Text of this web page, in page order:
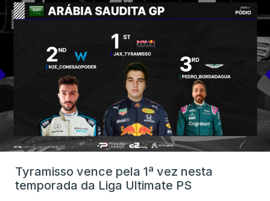
Tyramisso vence pela 1ª vez nesta
temporada da Liga Ultimate PS